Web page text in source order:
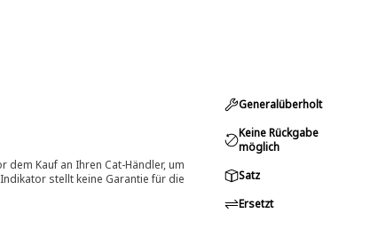
Kauf an Ihren Cat-Händler, um
stellt keine Garantie für die
Generalüberholt
Keine Rückgabe
möglich
Satz
Ersetzt